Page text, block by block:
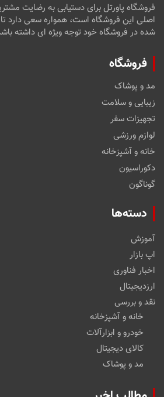
فروشگاه پاورتل برای دستیابی به رضایت
اصلی این فروشگاه است، همواره سعی دارد
شده در فروشگاه خود توجه ویژه ای داشته
فروشگاه
مد و پوشاک
زیبایی و سلامت
تجهیزات سفر
لوازم ورزشی
خانه و آشپزخانه
دکوراسیون
گوناگون
دسته‌ها
آموزش
اپ بازار
اخبار فناوری
ارزدیجیتال
نقد و بررسی
خانه و آشپزخانه
خودرو و ابزارآلات
کالای دیجیتال
مد و پوشاک